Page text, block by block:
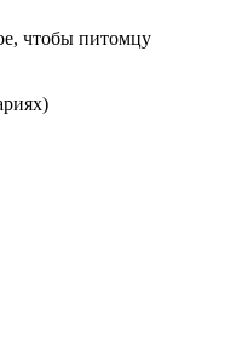
чтобы питомцу